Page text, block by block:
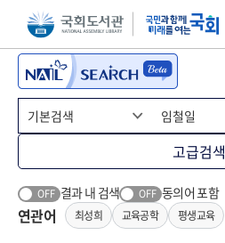
본문 바로가기주메뉴 바로가기
고급검색
OFF 결과 내 검색 OFF 동의어 포함
연관어 최성희 교육공학 평생교육